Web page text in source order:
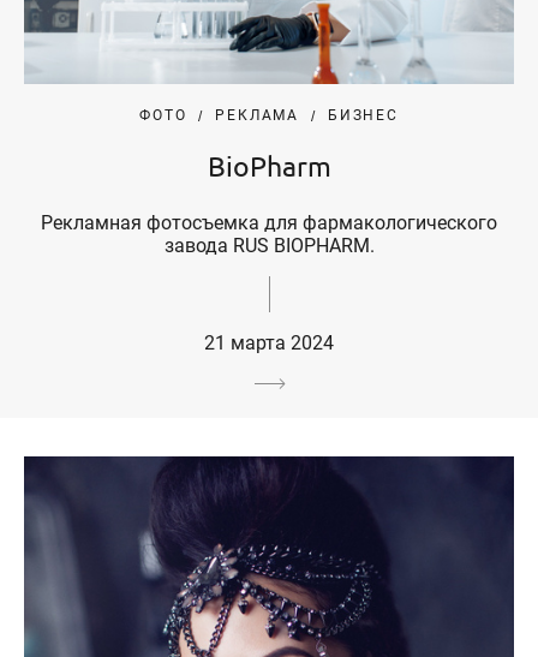
ФОТО РЕКЛАМА БИЗНЕС
BioPharm
Рекламная фотосъемка для фармакологического
завода RUS BIOPHARM.
21 марта 2024